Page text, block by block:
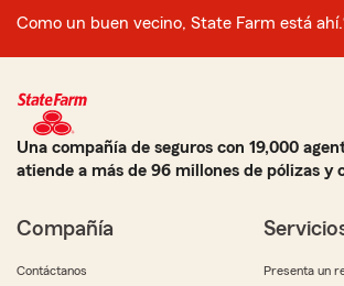
Como un buen vecino, State Farm está
Una compañía de seguros con 19,000
atiende a más de 96 millones de pólizas y
Compañía
Contáctanos Presenta un